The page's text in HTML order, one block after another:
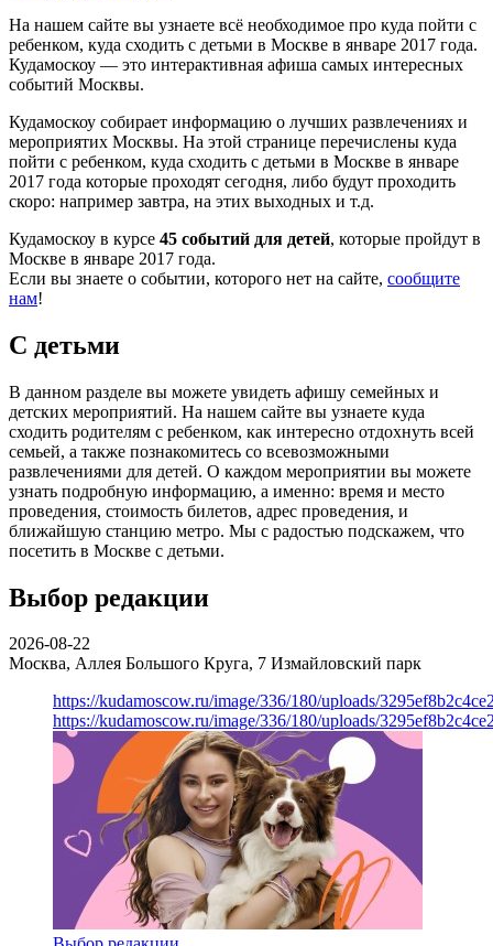
На нашем сайте вы узнаете всё необходимое про куда пойти с
ребенком, куда сходить с детьми в Москве в январе 2017 года.
Кудамоскоу — это интерактивная афиша самых интересных
событий Москвы.
Кудамоскоу собирает информацию о лучших развлечениях и
мероприятих Москвы. На этой странице перечислены куда
пойти с ребенком, куда сходить с детьми в Москве в январе
2017 года которые проходят сегодня, либо будут проходить
скоро: например завтра, на этих выходных и т.д.
Кудамоскоу в курсе 45 событий для детей, которые пройдут в
Москве в январе 2017 года.
Если вы знаете о событии, которого нет на сайте, сообщите
нам!
С детьми
В данном разделе вы можете увидеть афишу семейных и
детских мероприятий. На нашем сайте вы узнаете куда
сходить родителям с ребенком, как интересно отдохнуть всей
семьей, а также познакомитесь со всевозможными
развлечениями для детей. О каждом мероприятии вы можете
узнать подробную информацию, а именно: время и место
проведения, стоимость билетов, адрес проведения, и
ближайшую станцию метро. Мы с радостью подскажем, что
посетить в Москве с детьми.
Выбор редакции
2026-08-22
Москва, Аллея Большого Круга, 7 Измайловский парк
https://kudamoscow.ru/image/336/180/uploads/
https://kudamoscow.ru/image/336/180/uploads/